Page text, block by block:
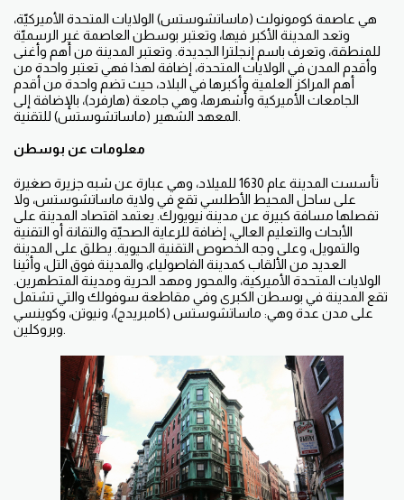
هي عاصمة كومونولث (ماساتشوستس) الولايات المتحدة الأميركيّة،
وتعد المدينة الأكبر فيها، وتعتبر بوسطن العاصمة غير الرسميّة
للمنطقة، وتعرف باسم إنجلترا الجديدة. وتعتبر المدينة من أهم وأغنى
وأقدم المدن في الولايات المتحدة، إضافة لهذا فهي تعتبر واحدة من
أهم المراكز العلمية وأكبرها في البلاد، حيث تضم واحدة من أقدم
الجامعات الأميركية وأشهرها، وهي جامعة (هارفرد)، بالإضافة إلى
المعهد الشهير (ماساتشوستس) للتقنية.
تأسست المدينة عام 1630 للميلاد، وهي عبارة عن شبه جزيرة صغيرة
على ساحل المحيط الأطلسي تقع في ولاية ماساتشوستس، ولا
تفصلها مسافة كبيرة عن مدينة نيويورك. يعتمد اقتصاد المدينة على
الأبحاث والتعليم العالي، إضافة للرعاية الصحيّة والتقانة أو التقنية
والتمويل، وعلى وجه الخصوص التقنية الحيوية. يطلق على المدينة
العديد من الألقاب كمدينة الفاصولياء، والمدينة فوق التل، وأثينا
الولايات المتحدة الأميركية، والمحور ومهد الحرية ومدينة المتطهرين.
تقع المدينة في بوسطن الكبرى وفي مقاطعة سوفولك والتي تشتمل
على مدن عدة وهي: ماساتشوستس (كامبريدج)، ونيوتن، وكوينسي
وبروكلين.